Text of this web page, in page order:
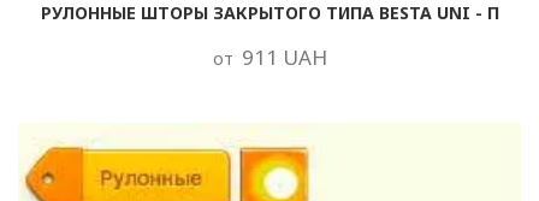
РУЛОННЫЕ ШТОРЫ ЗАКРЫТОГО ТИПА BESTA UNI - П
от 911 UAH